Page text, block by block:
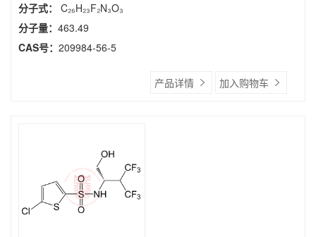
分子式： C₂₆H₂₃F₂N₃O₃
分子量： 463.49
CAS号： 209984-56-5
产品详情 加入购物车